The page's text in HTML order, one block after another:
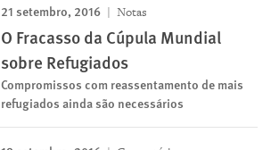
21 setembro, 2016 Notas
O Fracasso da Cúpula Mundial
sobre Refugiados
Compromissos com reassentamento de mais
refugiados ainda são necessários